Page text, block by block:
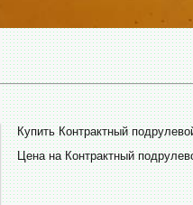
Купить Контрактный
Цена на Контрактный